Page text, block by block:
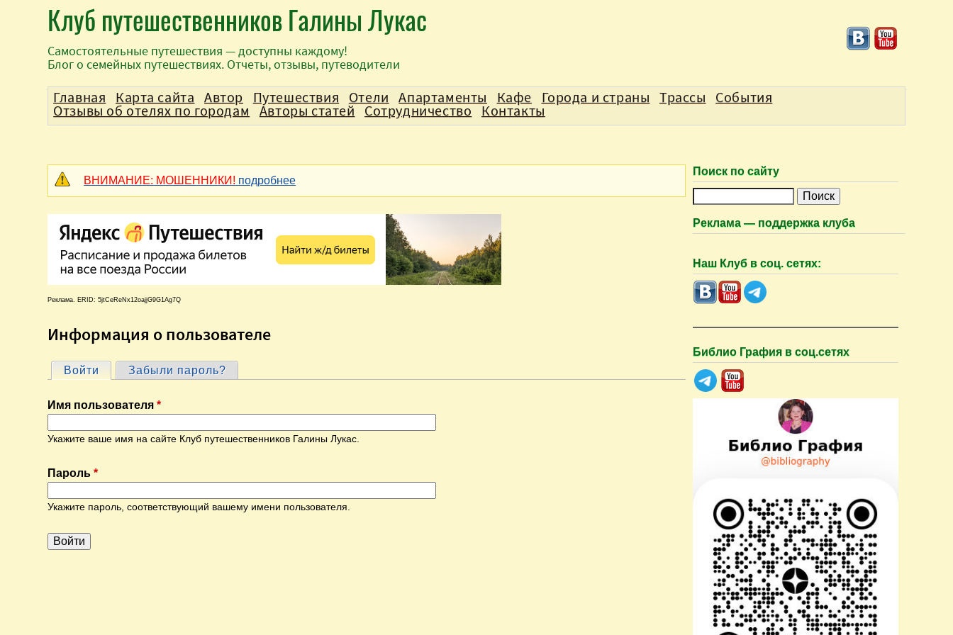
Клуб путешественников Галины Лукас
Самостоятельные путешествия — доступны каждому!
Блог о семейных путешествиях. Отчеты, отзывы, путеводители
ВНИМАНИЕ: МОШЕННИКИ! подробнее
Реклама. ERID: 5jtCeReNx12oajjG9G1Ag7Q
Информация о пользователе
Г
л
в
ы
Войти (активная вкладка)
Забыли пароль?
Имя пользователя*
Укажите ваше имя на сайте Клуб путешественников Галины Лукас.
Пароль*
Укажите пароль, соответствующий вашему имени пользователя.
Главная Карта сайта Автор Путешествия Отели Апартаменты Кафе Города и страны Трассы События
Отзывы об отелях по городам Авторы статей Сотрудничество Контакты
Поиск по сайту
и
к
Реклама — поддержка клуба
Наш Клуб в соц. сетях:
Библио Графия в соц.сетях